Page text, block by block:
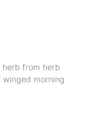
from herb
winged morning